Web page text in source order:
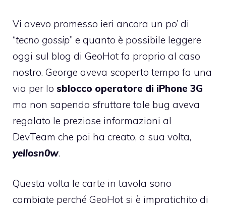
Vi avevo promesso ieri ancora un po’ di
“tecno gossip” e quanto è possibile leggere
oggi sul blog di GeoHot fa proprio al caso
nostro. George aveva scoperto tempo fa una
via per lo sblocco operatore di iPhone 3G
ma non sapendo sfruttare tale bug aveva
regalato le preziose informazioni al
DevTeam che poi ha creato, a sua volta,
yellosn0w.
Questa volta le carte in tavola sono
cambiate perché GeoHot si è impratichito di